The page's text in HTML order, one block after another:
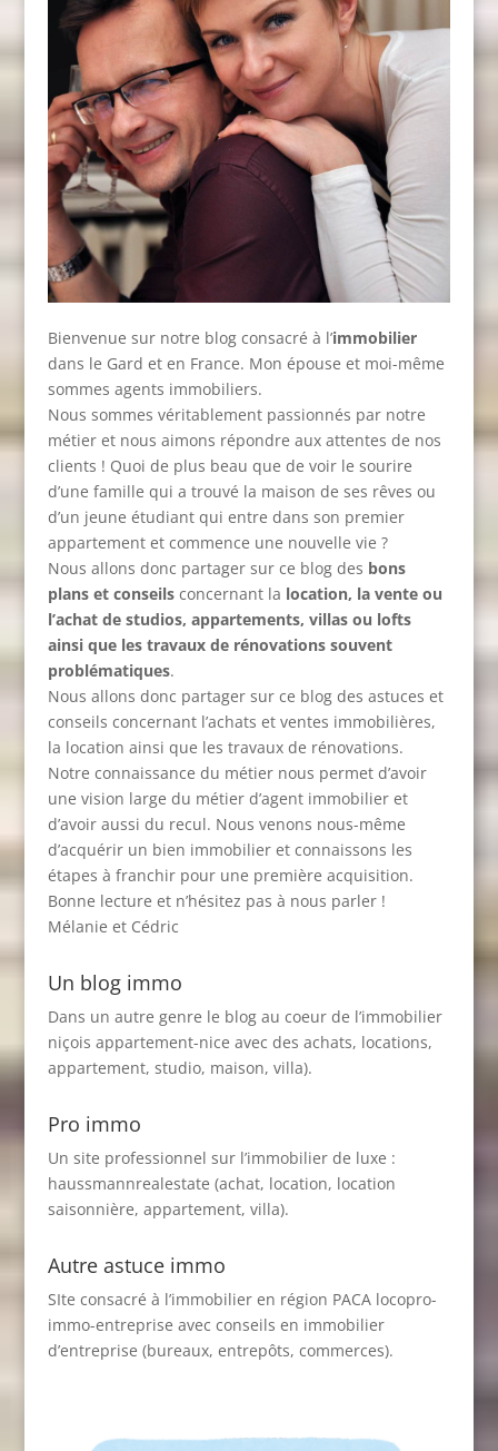
Bienvenue sur notre blog consacré à l’immobilier
dans le Gard et en France. Mon épouse et moi-même
sommes agents immobiliers.
Nous sommes véritablement passionnés par notre
métier et nous aimons répondre aux attentes de nos
clients ! Quoi de plus beau que de voir le sourire
d’une famille qui a trouvé la maison de ses rêves ou
d’un jeune étudiant qui entre dans son premier
appartement et commence une nouvelle vie ?
Nous allons donc partager sur ce blog des bons
plans et conseilsconcernant la location, la vente ou
l’achat de studios, appartements, villas ou lofts
ainsi que les travaux de rénovations souvent
problématiques.
Nous allons donc partager sur ce blog des astuces et
conseils concernant l’achats et ventes immobilières,
la location ainsi que les travaux de rénovations.
Notre connaissance du métier nous permet d’avoir
une vision large du métier d’agent immobilier et
d’avoir aussi du recul. Nous venons nous-même
d’acquérir un bien immobilier et connaissons les
étapes à franchir pour une première acquisition.
Bonne lecture et n’hésitez pas à nous parler !
Mélanie et Cédric
Un blog immo
Dans un autre genre le blog au coeur de l’immobilier
niçois appartement-nice avec des achats, locations,
appartement, studio, maison, villa).
Pro immo
Un site professionnel sur l’immobilier de luxe :
haussmannrealestate (achat, location, location
saisonnière, appartement, villa).
Autre astuce immo
SIte consacré à l’immobilier en région PACA locopro-
immo-entreprise avec conseils en immobilier
d’entreprise (bureaux, entrepôts, commerces).